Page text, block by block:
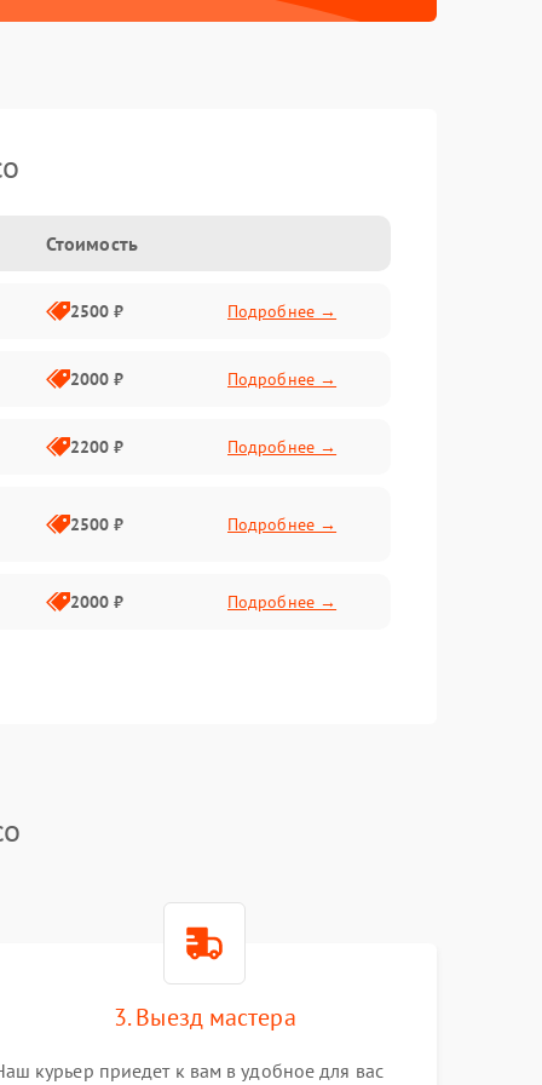
Стоимость
2500 ₽ Подробнее →
2000 ₽ Подробнее →
2200 ₽ Подробнее →
2500 ₽ Подробнее →
2000 ₽ Подробнее →
3. Выезд мастера
курьер приедет к вам в удобное для вас